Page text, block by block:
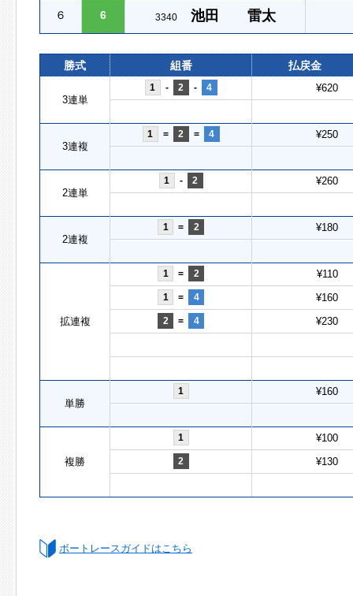
６ 6 3340 池田 雷太
勝式 組番 払戻金
3連単
1 - 2 - 4 ¥620
3連複
1 = 2 = 4 ¥250
2連単
1 - 2 ¥260
2連複
1 = 2 ¥180
拡連複
1 = 2 ¥110
1 = 4 ¥160
2 = 4 ¥230
単勝
1 ¥160
複勝
1 ¥100
2 ¥130
ボートレースガイドはこちら